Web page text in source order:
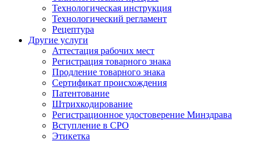
Технологическая инструкция
Технологический регламент
Рецептура
Другие услуги
Аттестация рабочих мест
Регистрация товарного знака
Продление товарного знака
Сертификат происхождения
Патентование
Штрихкодирование
Регистрационное удостоверение Минздрава
Вступление в СРО
Этикетка